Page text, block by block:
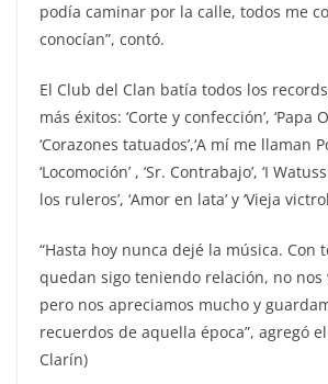
podía caminar por la calle, todos me
conocían”, contó.
El Club del Clan batía todos los
más éxitos: ‘Corte y confección’, ‘Papa
‘Corazones tatuados’,‘A mí me llaman
‘Locomoción’ , ‘Sr. Contrabajo’, ‘I
los ruleros’, ‘Amor en lata’ y ‘Vieja
“Hasta hoy nunca dejé la música. Con
quedan sigo teniendo relación, no nos
pero nos apreciamos mucho y
recuerdos de aquella época”, agregó
Clarín)